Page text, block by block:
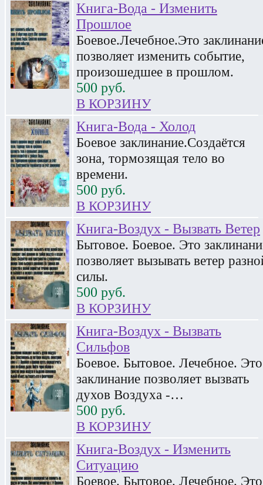
Книга-Вода - Изменить
Прошлое
Боевое.Лечебное.Это
позволяет изменить событие,
произошедшее в прошлом.
500 руб.
В КОРЗИНУ
Книга-Вода - Холод
Боевое заклинание.Создаётся
зона, тормозящая тело во
времени.
500 руб.
В КОРЗИНУ
Книга-Воздух - Вызвать Ветер
Бытовое. Боевое. Это
позволяет вызывать ветер
силы.
500 руб.
В КОРЗИНУ
Книга-Воздух - Вызвать
Сильфов
Боевое. Бытовое. Лечебное. Это
заклинание позволяет вызвать
духов Воздуха -…
500 руб.
В КОРЗИНУ
Книга-Воздух - Изменить
Ситуацию
Боевое. Бытовое. Лечебное. Это